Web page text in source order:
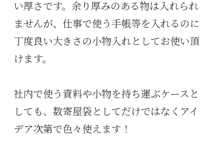
い厚さです。余り厚みのある物は入れられ
ませんが、仕事で使う手帳等を入れるのに
丁度良い大きさの小物入れとしてお使い頂
けます。
社内で使う資料や小物を持ち運ぶケースと
しても、数寄屋袋としてだけではなくアイ
デア次第で色々使えます！